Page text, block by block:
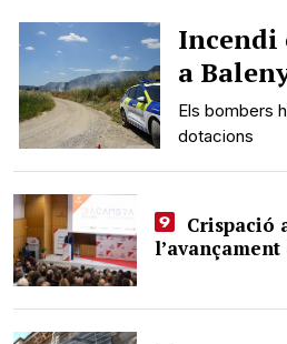
Incendi
a
Els bombers
dotacions
Crispació